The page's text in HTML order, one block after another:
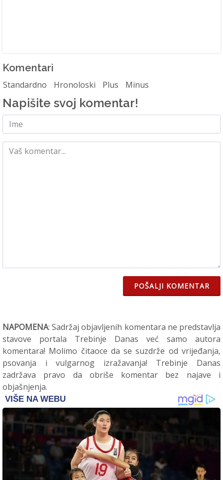
Komentari
Standardno Hronoloski Plus Minus
Napišite svoj komentar!
POŠALJI KOMENTAR
NAPOMENA: Sadržaj objavljenih komentara ne predstavlja
stavove portala Trebinje Danas već samo autora
komentara! Molimo čitaoce da se suzdrže od vrijeđanja,
psovanja i vulgarnog izražavanja! Trebinje Danas
zadržava pravo da obriše komentar bez najave i
objašnjenja.